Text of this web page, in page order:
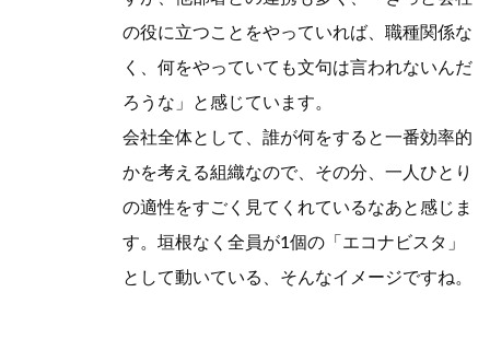
の役に立つことをやっていれば、職種関係な
く、何をやっていても文句は言われないんだ
ろうな」と感じています。
会社全体として、誰が何をすると一番効率的
かを考える組織なので、その分、一人ひとり
の適性をすごく見てくれているなあと感じま
す。垣根なく全員が1個の「エコナビスタ」
として動いている、そんなイメージですね。